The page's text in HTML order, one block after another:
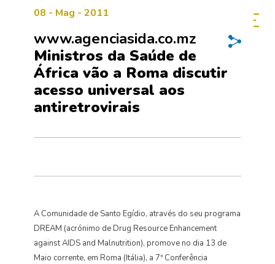
08 - Mag - 2011
www.agenciasida.co.mz
Ministros da Saúde de
África vão a Roma discutir
acesso universal aos
antiretrovirais
A Comunidade de Santo Egídio, através do seu programa
DREAM (acrónimo de Drug Resource Enhancement
against AIDS and Malnutrition), promove no dia 13 de
Maio corrente, em Roma (Itália), a 7ª Conferência